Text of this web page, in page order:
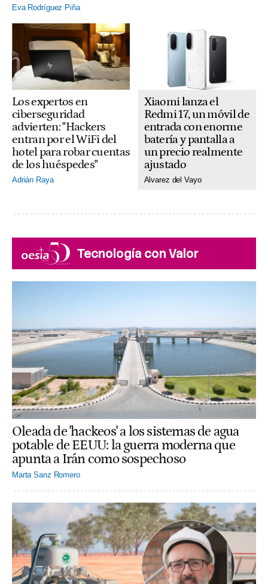
Eva Rodríguez Piña
Los expertos en
ciberseguridad
advierten: "Hackers
entran por el WiFi del
hotel para robar cuentas
de los huéspedes"
Adrián Raya
Xiaomi lanza el
Redmi 17, un móvil de
entrada con enorme
batería y pantalla a
un precio realmente
ajustado
Alvarez del Vayo
Tecnología con Valor
Oleada de 'hackeos' a los sistemas de agua
potable de EEUU: la guerra moderna que
apunta a Irán como sospechoso
Marta Sanz Romero